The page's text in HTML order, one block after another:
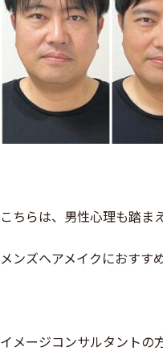
こちらは、男性心理も踏ま
メンズヘアメイクにおすす
イメージコンサルタントの